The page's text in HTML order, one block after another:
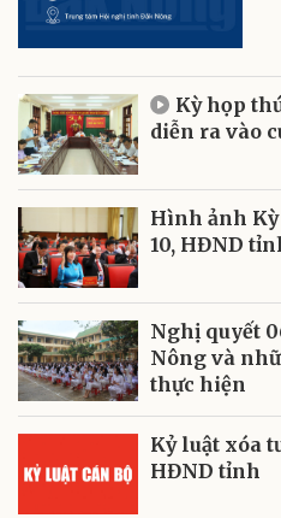
Kỳ họp
diễn ra vào
Hình ảnh
10, HĐND
Nghị quyết
Nông và
thực hiện
Kỷ luật xóa
HĐND tỉnh